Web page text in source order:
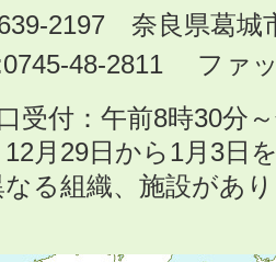
2197 奈良県葛城
48-2811 ファ
受付：午前8時30分
12月29日から1月3日
る組織、施設があ